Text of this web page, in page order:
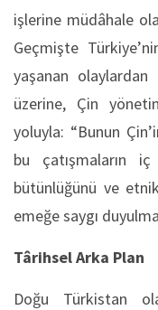
işlerine müdâhale
Geçmişte
yaşanan
üzerine, Çin
yoluyla: “Bunun
bu çatışmaların
bütünlüğünü ve
emeğe saygı
Târihsel Arka Plan
Doğu Türkistan